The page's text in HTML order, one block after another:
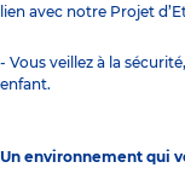
lien avec notre Projet
- Vous veillez à la
enfant.
Un environnement qui